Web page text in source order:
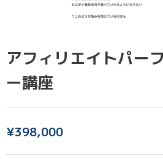
アフィリエイトパー
ー講座
¥398,000